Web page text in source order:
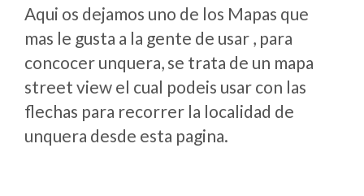
Aqui os dejamos uno de los Mapas que
mas le gusta a la gente de usar , para
concocer unquera, se trata de un mapa
street view el cual podeis usar con las
flechas para recorrer la localidad de
unquera desde esta pagina.